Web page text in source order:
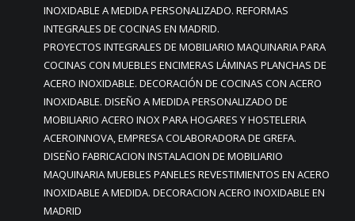
INOXIDABLE A MEDIDA PERSONALIZADO. REFORMAS
INTEGRALES DE COCINAS EN MADRID.
PROYECTOS INTEGRALES DE MOBILIARIO MAQUINARIA PARA
COCINAS CON MUEBLES ENCIMERAS LÁMINAS PLANCHAS DE
ACERO INOXIDABLE. DECORACIÓN DE COCINAS CON ACERO
INOXIDABLE. DISEÑO A MEDIDA PERSONALIZADO DE
MOBILIARIO ACERO INOX PARA HOGARES Y HOSTELERIA
ACEROINNOVA, EMPRESA COLABORADORA DE GREFA.
DISEÑO FABRICACION INSTALACION DE MOBILIARIO
MAQUINARIA MUEBLES PANELES REVESTIMIENTOS EN ACERO
INOXIDABLE A MEDIDA. DECORACION ACERO INOXIDABLE EN
MADRID